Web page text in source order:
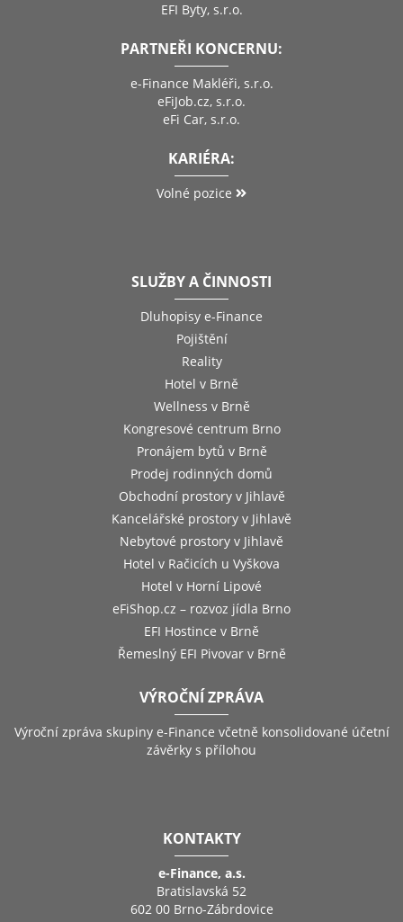
EFI Byty, s.r.o.
PARTNEŘI KONCERNU:
e-Finance Makléři, s.r.o.
eFiJob.cz, s.r.o.
eFi Car, s.r.o.
KARIÉRA:
Volné pozice
SLUŽBY A ČINNOSTI
Dluhopisy e-Finance
Pojištění
Reality
Hotel v Brně
Wellness v Brně
Kongresové centrum Brno
Pronájem bytů v Brně
Prodej rodinných domů
Obchodní prostory v Jihlavě
Kancelářské prostory v Jihlavě
Nebytové prostory v Jihlavě
Hotel v Račicích u Vyškova
Hotel v Horní Lipové
eFiShop.cz – rozvoz jídla Brno
EFI Hostince v Brně
Řemeslný EFI Pivovar v Brně
VÝROČNÍ ZPRÁVA
Výroční zpráva skupiny e-Finance včetně konsolidované účetní
závěrky s přílohou
KONTAKTY
e-Finance, a.s.
Bratislavská 52
602 00 Brno-Zábrdovice